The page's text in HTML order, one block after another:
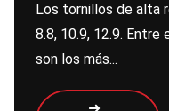
Los tornillos de alta
8.8, 10.9, 12.9. Entre
son los más...